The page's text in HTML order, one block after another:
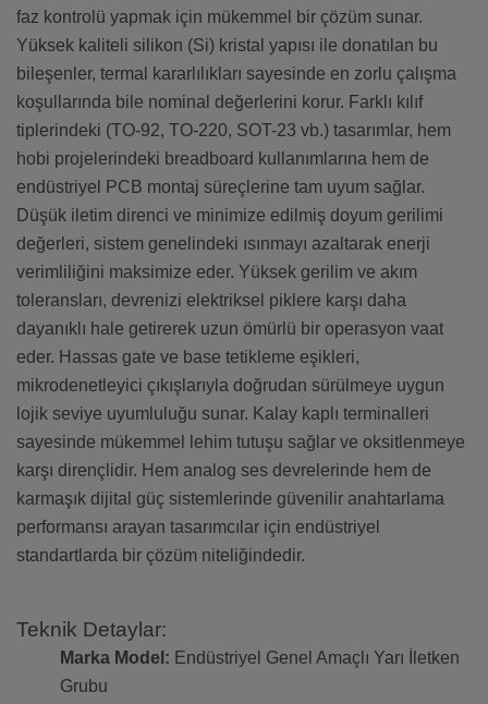
faz kontrolü yapmak için mükemmel bir çözüm sunar.
Yüksek kaliteli silikon (Si) kristal yapısı ile donatılan bu
bileşenler, termal kararlılıkları sayesinde en zorlu çalışma
koşullarında bile nominal değerlerini korur. Farklı kılıf
tiplerindeki (TO-92, TO-220, SOT-23 vb.) tasarımlar, hem
hobi projelerindeki breadboard kullanımlarına hem de
endüstriyel PCB montaj süreçlerine tam uyum sağlar.
Düşük iletim direnci ve minimize edilmiş doyum gerilimi
değerleri, sistem genelindeki ısınmayı azaltarak enerji
verimliliğini maksimize eder. Yüksek gerilim ve akım
toleransları, devrenizi elektriksel piklere karşı daha
dayanıklı hale getirerek uzun ömürlü bir operasyon vaat
eder. Hassas gate ve base tetikleme eşikleri,
mikrodenetleyici çıkışlarıyla doğrudan sürülmeye uygun
lojik seviye uyumluluğu sunar. Kalay kaplı terminalleri
sayesinde mükemmel lehim tutuşu sağlar ve oksitlenmeye
karşı dirençlidir. Hem analog ses devrelerinde hem de
karmaşık dijital güç sistemlerinde güvenilir anahtarlama
performansı arayan tasarımcılar için endüstriyel
standartlarda bir çözüm niteliğindedir.
Teknik Detaylar:
Marka Model: Endüstriyel Genel Amaçlı Yarı İletken
Grubu